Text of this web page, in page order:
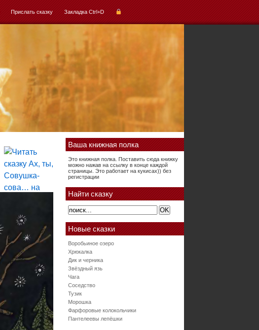
Прислать сказку Закладка Ctrl+D
Ваша книжная полка
Это книжная полка. Поставить сюда книжку
можно нажав на ссылку в конце каждой
страницы. Это работает на кукисах)) без
регистрации
Найти сказку
Новые сказки
Воробьиное озеро
Хрюкалка
Дик и черника
Звёздный язь
Чага
Соседство
Тузик
Морошка
Фарфоровые колокольчики
Пантелеевы лепёшки